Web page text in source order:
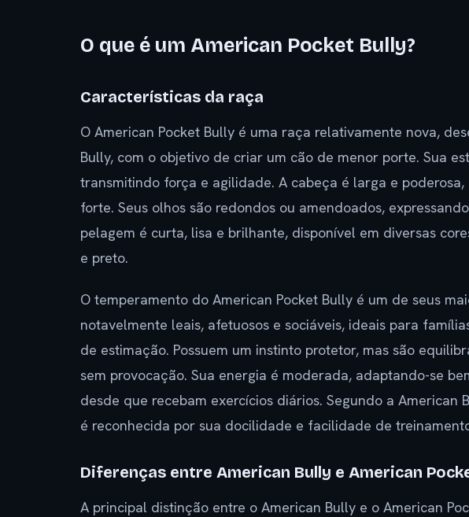
O que é um American Pocket Bully?
Características da raça
O American Pocket Bully é uma raça relativamente nova,
Bully, com o objetivo de criar um cão de menor porte. Sua
transmitindo força e agilidade. A cabeça é larga e
forte. Seus olhos são redondos ou amendoados,
pelagem é curta, lisa e brilhante, disponível em diversas
e preto.
O temperamento do American Pocket Bully é um de seus
notavelmente leais, afetuosos e sociáveis, ideais para
de estimação. Possuem um instinto protetor, mas são
sem provocação. Sua energia é moderada, adaptando-se
desde que recebam exercícios diários. Segundo a American
é reconhecida por sua docilidade e facilidade de
Diferenças entre American Bully e American
A principal distinção entre o American Bully e o American